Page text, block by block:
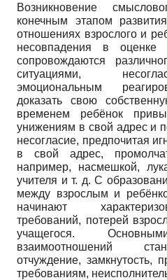
Возникновение
конечным этапом
отношениях взрослого и
несовпадения в оценке
сопровождаются
ситуациями,
эмоциональным
доказать свою
временем ребёнок
унижениям в свой адрес и
несогласие, предпочитая
в свой адрес,
например, насмешкой,
учителя и т. д. С
между взрослым и
начинают
требований, потерей
учащегося.
взаимоотношений
отчуждение, замкнутость,
требованиям,